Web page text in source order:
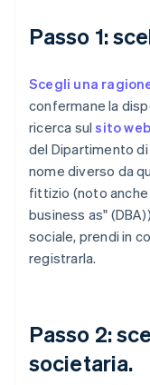
Passo 1:
Scegli una
confermane la
ricerca sulsito
del Dipartimento di
nome diverso da
fittizio (noto
business as"
sociale, prendi in
registrarla.
Passo 2:
societaria.